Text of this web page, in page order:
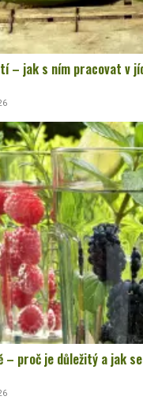
– jak s ním pracovat v
– proč je důležitý a jak